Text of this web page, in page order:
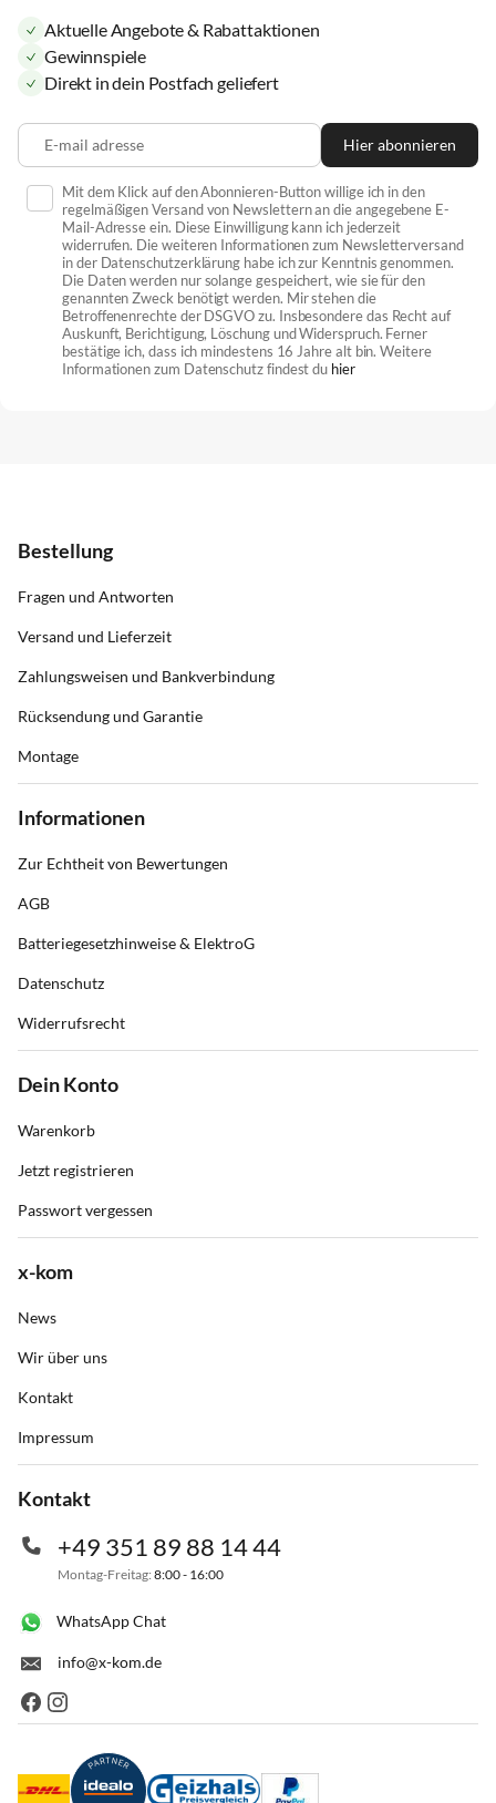
Aktuelle Angebote & Rabattaktionen
Gewinnspiele
Direkt in dein Postfach geliefert
E-mail adresse Hier abonnieren
Mit dem Klick auf den Abonnieren-Button willige ich in den
regelmäßigen Versand von Newslettern an die angegebene E-
Mail-Adresse ein. Diese Einwilligung kann ich jederzeit
widerrufen. Die weiteren Informationen zum Newsletterversand
in der Datenschutzerklärung habe ich zur Kenntnis genommen.
Die Daten werden nur solange gespeichert, wie sie für den
genannten Zweck benötigt werden. Mir stehen die
Betroffenenrechte der DSGVO zu. Insbesondere das Recht auf
Auskunft, Berichtigung, Löschung und Widerspruch. Ferner
bestätige ich, dass ich mindestens 16 Jahre alt bin. Weitere
Informationen zum Datenschutz findest du hier
Bestellung
Fragen und Antworten
Versand und Lieferzeit
Zahlungsweisen und Bankverbindung
Rücksendung und Garantie
Montage
Informationen
Zur Echtheit von Bewertungen
AGB
Batteriegesetzhinweise & ElektroG
Datenschutz
Widerrufsrecht
Dein Konto
Warenkorb
Jetzt registrieren
Passwort vergessen
x-kom
News
Wir über uns
Kontakt
Impressum
Kontakt
+49 351 89 88 14 44
Montag-Freitag: 8:00 - 16:00
WhatsApp Chat
info@x-kom.de